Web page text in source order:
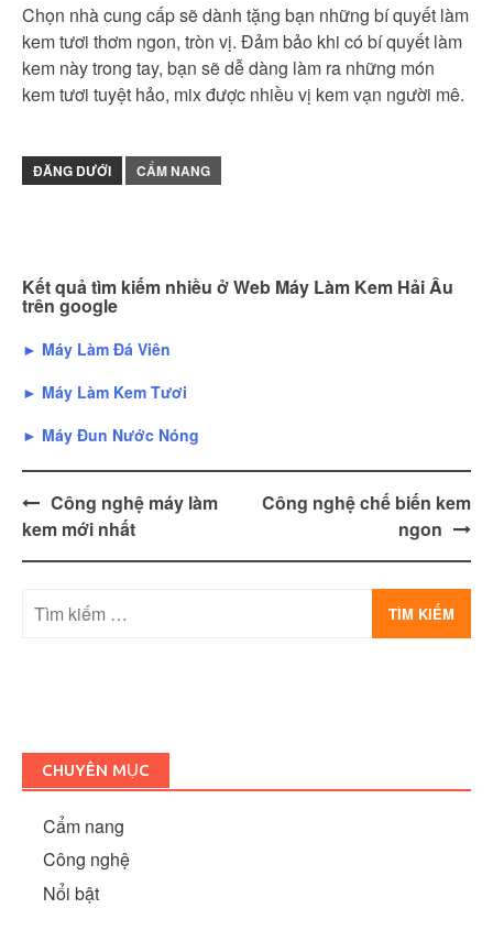
Chọn nhà cung cấp sẽ dành tặng bạn những bí quyết làm
kem tươi thơm ngon, tròn vị. Đảm bảo khi có bí quyết làm
kem này trong tay, bạn sẽ dễ dàng làm ra những món
kem tươi tuyệt hảo, mix được nhiều vị kem vạn người mê.
ĐĂNG DƯỚI CẨM NANG
Kết quả tìm kiếm nhiều ở Web Máy Làm Kem Hải Âu
trên google
► Máy Làm Đá Viên
► Máy Làm Kem Tươi
► Máy Đun Nước Nóng
Post
navigation
Công nghệ máy làm
kem mới nhất
Công nghệ chế biến kem
ngon
kiếm
CHUYÊN MỤC
Cẩm nang
Công nghệ
Nổi bật